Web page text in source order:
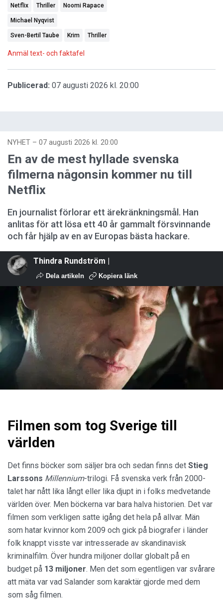
Netflix Thriller Noomi Rapace
Michael Nyqvist
Sven-Bertil Taube Krim Thriller
Anmäl text- och faktafel
Publicerad: 07 augusti 2026 kl. 20:00
NYHET – 07 augusti 2026 kl. 20:00
En av de mest hyllade svenska
filmerna någonsin kommer nu till
Netflix
En journalist förlorar ett ärekränkningsmål. Han
anlitas för att lösa ett 40 år gammalt försvinnande
och får hjälp av en av Europas bästa hackare.
Thindra Rundström |
Dela artikeln Kopiera länk
Filmen som tog Sverige till
världen
Det finns böcker som säljer bra och sedan finns det Stieg
Larssons Millennium-trilogi. Få svenska verk från 2000-
talet har nått lika långt eller lika djupt in i folks medvetande
världen över. Men böckerna var bara halva historien. Det var
filmen som verkligen satte igång det hela på allvar. Män
som hatar kvinnor kom 2009 och gick på biografer i länder
folk knappt visste var intresserade av skandinavisk
kriminalfilm. Över hundra miljoner dollar globalt på en
budget på 13 miljoner. Men det som egentligen var svårare
att mäta var vad Salander som karaktär gjorde med dem
som såg filmen.